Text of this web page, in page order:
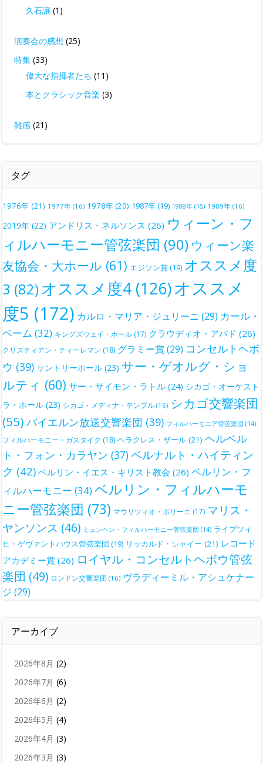
久石譲 (1)
演奏会の感想 (25)
特集 (33)
偉大な指揮者たち (11)
本とクラシック音楽 (3)
雑感 (21)
タグ
1976年 (21) 1977年 (16) 1978年(20) 1987年(19) 1988年 (15) 1989年 (16)
2019年 (22) アンドリス・ネルソンス (26) ウィーン・フ
ィルハーモニー管弦楽団 (90) ウィーン楽
友協会・大ホール (61) エジソン賞(19) オススメ度
3 (82) オススメ度4 (126)オススメ
度5 (172) カルロ・マリア・ジュリーニ (29) カール・
ベーム (32) キングズウェイ・ホール (17) クラウディオ・アバド (26)
クリスティアン・ティーレマン (18) グラミー賞 (29) コンセルトヘボ
ウ (39) サントリーホール (23) サー・ゲオルグ・ショ
ルティ (60) サー・サイモン・ラトル (24) シカゴ・オーケスト
ラ・ホール (23) シカゴ・メディナ・テンプル (16) シカゴ交響楽団
(55) バイエルン放送交響楽団 (39) フィルハーモニア管弦楽団 (14)
フィルハーモニー・ガスタイク (18) ヘラクレス・ザール (21) ヘルベル
ト・フォン・カラヤン (37)ベルナルト・ハイティン
ク (42) ベルリン・イエス・キリスト教会 (26) ベルリン・フ
ィルハーモニー (34)ベルリン・フィルハーモ
ニー管弦楽団 (73) マウリツィオ・ポリーニ (17) マリス・
ヤンソンス (46) ミュンヘン・フィルハーモニー管弦楽団 (14) ライプツィ
ヒ・ゲヴァントハウス管弦楽団 (19) リッカルド・シャイー (21) レコード
アカデミー賞 (26) ロイヤル・コンセルトヘボウ管弦
楽団 (49) ロンドン交響楽団 (16) ヴラディーミル・アシュケナー
ジ (29)
アーカイブ
2026年8月 (2)
2026年7月 (6)
2026年6月 (2)
2026年5月 (4)
2026年4月 (3)
2026年3月 (3)